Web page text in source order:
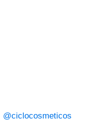
@ciclocosmeticos